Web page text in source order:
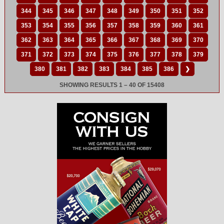
344 345 346 347 348 349 350 351 352
353 354 355 356 357 358 359 360 361
362 363 364 365 366 367 368 369 370
371 372 373 374 375 376 377 378 379
380 381 382 383 384 385 386 ❯
SHOWING RESULTS 1 – 40 OF 15408